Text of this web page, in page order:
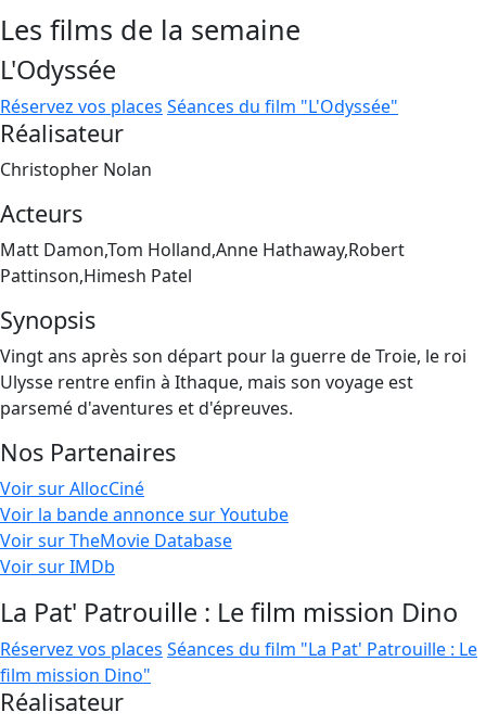
Les films de la semaine
L'Odyssée
Réservez vos places Séances du film "L'Odyssée"
Réalisateur
Christopher Nolan
Acteurs
Matt Damon,Tom Holland,Anne Hathaway,Robert
Pattinson,Himesh Patel
Synopsis
Vingt ans après son départ pour la guerre de Troie, le roi
Ulysse rentre enfin à Ithaque, mais son voyage est
parsemé d'aventures et d'épreuves.
Nos Partenaires
Voir sur AllocCiné
Voir la bande annonce sur Youtube
Voir sur TheMovie Database
Voir sur IMDb
La Pat' Patrouille : Le film mission Dino
Réservez vos places Séances du film "La Pat' Patrouille : Le
film mission Dino"
Réalisateur